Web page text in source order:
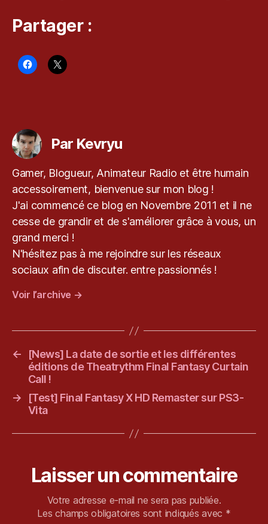
Partager :
G
m
er
al
s,
a
m
e
e
m
e
T
g
s,
k
e
r
y
yl
Par Kevryu
Gamer, Blogueur, Animateur Radio et être humain
accessoirement, bienvenue sur mon blog !
J'ai commencé ce blog en Novembre 2011 et il ne
cesse de grandir et de s'améliorer grâce à vous, un
grand merci !
N'hésitez pas à me rejoindre sur les réseaux
sociaux afin de discuter. entre passionnés !
Voir l’archive →
←
[News] La date de sortie et les différentes
éditions de Theatrythm Final Fantasy Curtain
Call !
→
[Test] Final Fantasy X HD Remaster sur PS3-
Vita
Laisser un commentaire
Votre adresse e-mail ne sera pas publiée.
Les champs obligatoires sont indiqués avec *